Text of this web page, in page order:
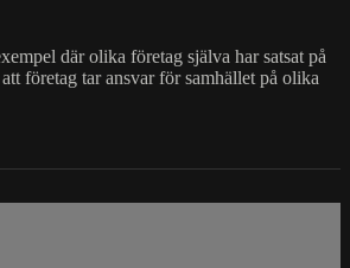
där olika företag själva har satsat på
företag tar ansvar för samhället på olika